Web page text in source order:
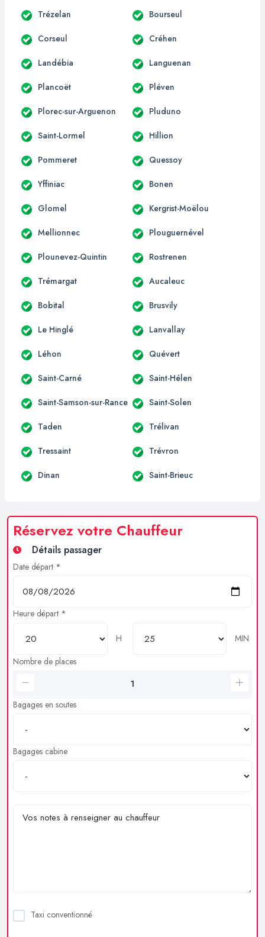
Trézelan Bourseul
Corseul Créhen
Landébia Languenan
Plancoët Pléven
Plorec-sur-Arguenon Pluduno
Saint-Lormel Hillion
Pommeret Quessoy
Yffiniac Bonen
Glomel Kergrist-Moëlou
Mellionnec Plouguernével
Plounevez-Quintin Rostrenen
Trémargat Aucaleuc
Bobital Brusvily
Le Hinglé Lanvallay
Léhon Quévert
Saint-Carné Saint-Hélen
Saint-Samson-sur-Rance Saint-Solen
Taden Trélivan
Tressaint Trévron
Dinan Saint-Brieuc
Réservez votre Chauffeur
Détails passager
Date départ *
Heure départ *
H
MIN
Nombre de places
Bagages en soutes
Bagages cabine
Taxi conventionné